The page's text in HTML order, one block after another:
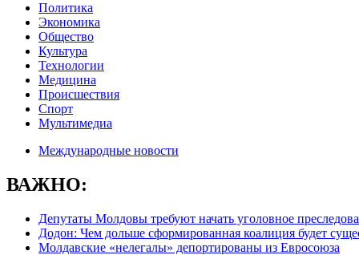
Политика
Экономика
Общество
Культура
Технологии
Медицина
Происшествия
Спорт
Мультимедиа
Международные новости
ВАЖНО:
Депутаты Молдовы требуют начать уголовное
Додон: Чем дольше сформированная коалиция будет
Молдавские «нелегалы» депортированы из Евросоюза